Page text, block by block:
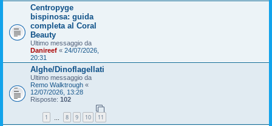
Centropyge
bispinosa: guida
completa al Coral
Beauty
Ultimo messaggio da
Danireef « 24/07/2026,
20:31
Alghe/Dinoflagellati
Ultimo messaggio da
Remo Walktrough «
12/07/2026, 13:28
Risposte: 102
1 8 9 10 11